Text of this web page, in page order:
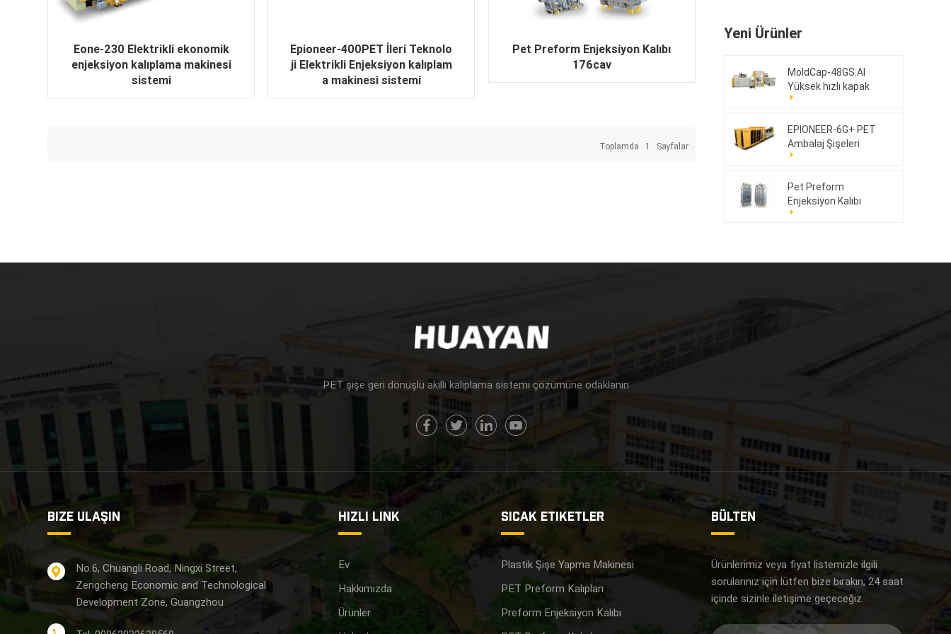
Eone-230 Elektrikli ekonomik
enjeksiyon kalıplama makinesi
sistemi
Epioneer-400PET İleri Teknolo
ji Elektrikli Enjeksiyon kalıplam
a makinesi sistemi
Pet Preform Enjeksiyon Kalıbı
176cav
Toplamda 1 Sayfalar
Yeni Ürünler
MoldCap-48GS.AI
Yüksek hızlı kapak
sıkıştırma kalıplama
EPIONEER-6G+ PET
Ambalaj Şişeleri
Pet Preform
Enjeksiyon Kalıbı
176cav
PET şişe geri dönüşlü akıllı kalıplama sistemi çözümüne odaklanın
BIZE ULAŞIN
No.6, Chuangli Road, Ningxi Street,
Zengcheng Economic and Technological
Development Zone, Guangzhou
HIZLI LINK
Ev
Hakkımızda
Ürünler
SICAK ETIKETLER
Plastik Şişe Yapma Makinesi
PET Preform Kalıpları
Preform Enjeksiyon Kalıbı
BÜLTEN
Ürünlerimiz veya fiyat listemizle ilgili
sorularınız için lütfen bize bırakın; 24 saat
içinde sizinle iletişime geçeceğiz.